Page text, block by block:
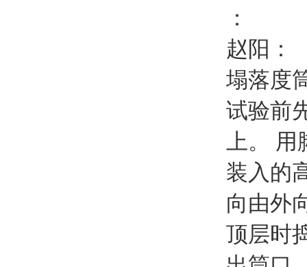
：
赵阳：
塌落度
试验前
上。
装入的
向由外
顶层时